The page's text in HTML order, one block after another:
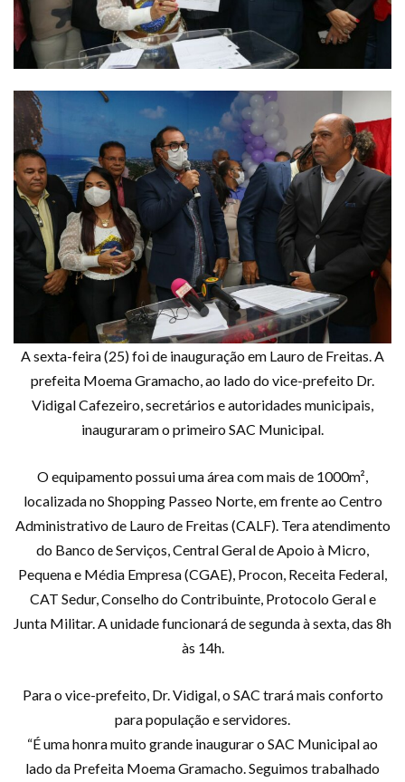
A sexta-feira (25) foi de inauguração em Lauro de Freitas. A
prefeita Moema Gramacho, ao lado do vice-prefeito Dr.
Vidigal Cafezeiro, secretários e autoridades municipais,
inauguraram o primeiro SAC Municipal.
O equipamento possui uma área com mais de 1000m²,
localizada no Shopping Passeo Norte, em frente ao Centro
Administrativo de Lauro de Freitas (CALF). Tera atendimento
do Banco de Serviços, Central Geral de Apoio à Micro,
Pequena e Média Empresa (CGAE), Procon, Receita Federal,
CAT Sedur, Conselho do Contribuinte, Protocolo Geral e
Junta Militar. A unidade funcionará de segunda à sexta, das 8h
às 14h.
Para o vice-prefeito, Dr. Vidigal, o SAC trará mais conforto
para população e servidores.
“É uma honra muito grande inaugurar o SAC Municipal ao
lado da Prefeita Moema Gramacho. Seguimos trabalhado